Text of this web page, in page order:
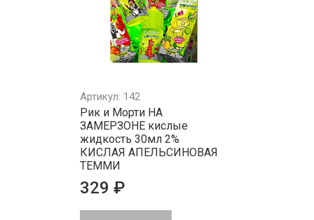
Артикул: 142
Рик и Морти НА
ЗАМЕРЗОНЕ кислые
жидкость 30мл 2%
КИСЛАЯ АПЕЛЬСИНОВАЯ
ТЕММИ
329 ₽